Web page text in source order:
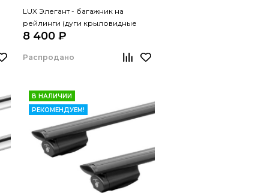
LUX Элегант - багажник на
рейлинги (дуги крыловидные
серые, 1,3м)
8 400 ₽
Распродано
В НАЛИЧИИ
РЕКОМЕНДУЕМ!